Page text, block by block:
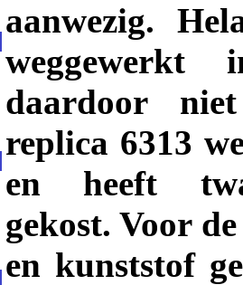
aanwezig.
daardoor
replica 6313
en heeft
gekost. Voor
en kunststof